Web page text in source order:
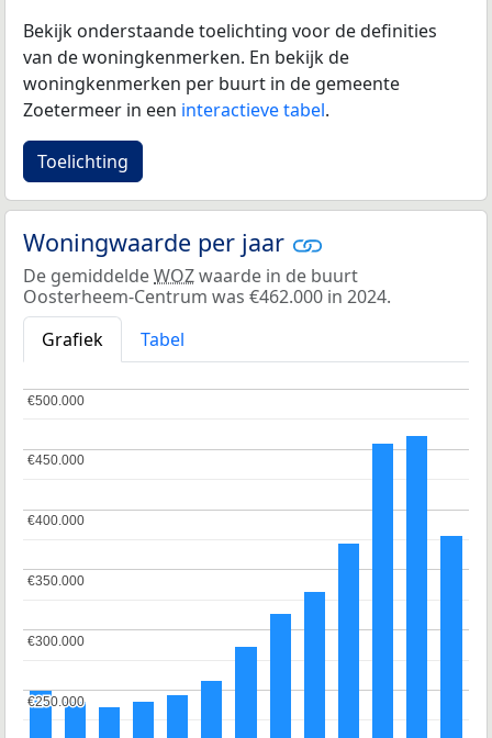
Bekijk onderstaande toelichting voor de definities
van de woningkenmerken. En bekijk de
woningkenmerken per buurt in de gemeente
Zoetermeer in een interactieve tabel.
Toelichting
Woningwaarde per jaar
De gemiddeldeWOZwaarde in de buurt
Oosterheem-Centrum was €462.000 in 2024.
Grafiek
Tabel
€250.000
€250.000
€300.000
€300.000
€350.000
€350.000
€400.000
€400.000
€450.000
€450.000
€500.000
€500.000